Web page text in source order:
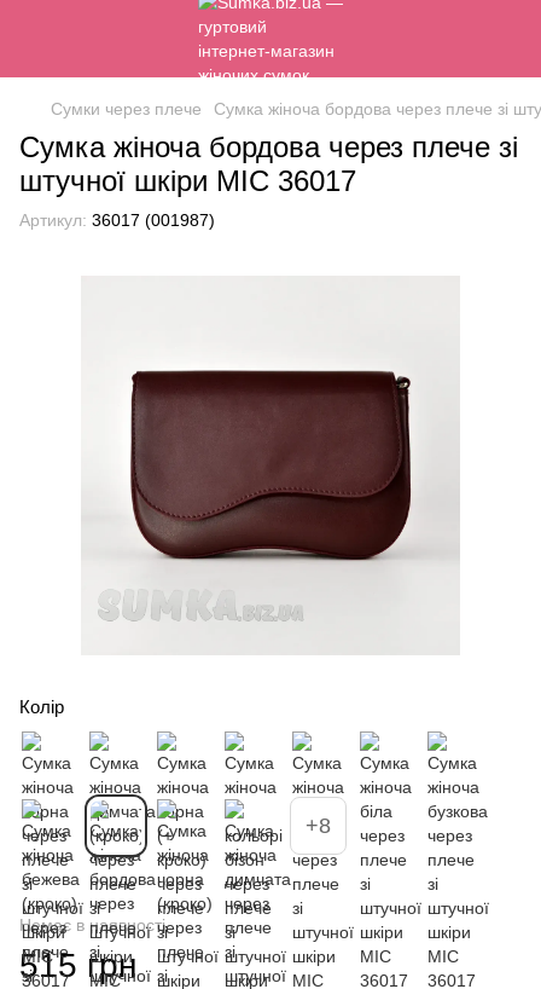
Сумки через плече Сумка жіноча бордова через плече зі
Сумка жіноча бордова через плече зі
штучної шкіри МІС 36017
Артикул: 36017 (001987)
Колір
+8
Немає в наявності
515 грн